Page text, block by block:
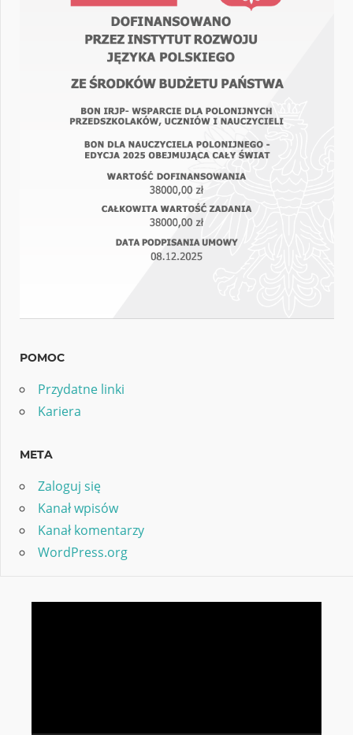
POMOC
Przydatne linki
Kariera
META
Zaloguj się
Kanał wpisów
Kanał komentarzy
WordPress.org